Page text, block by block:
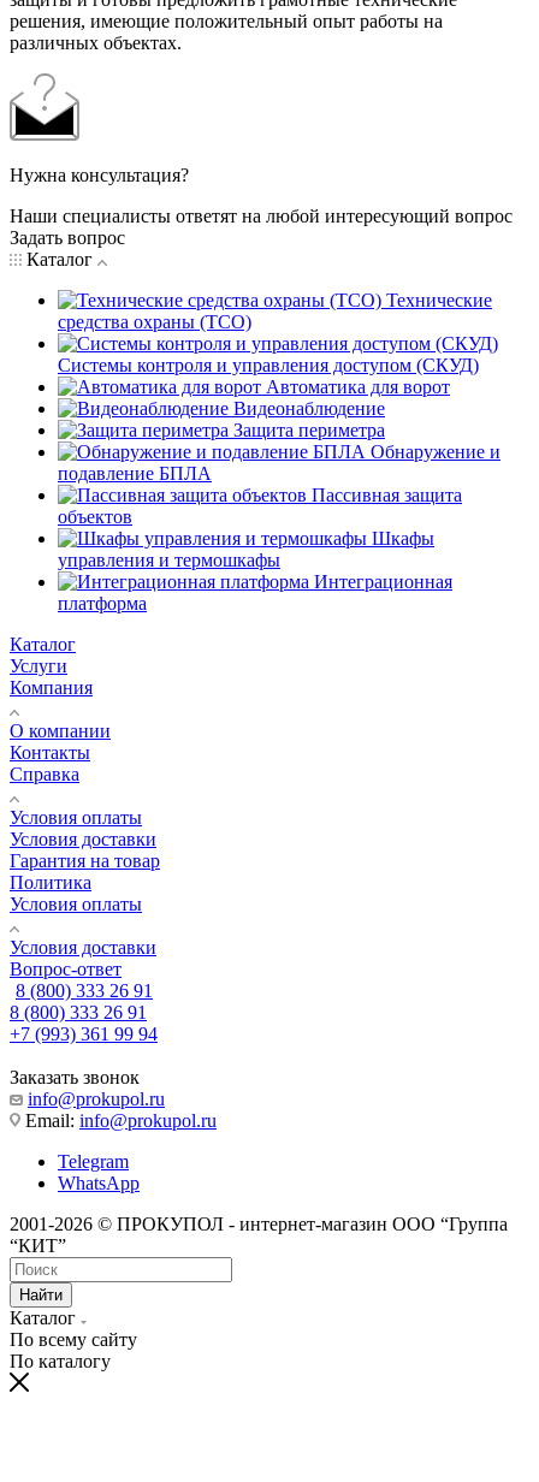
решения, имеющие положительный опыт работы на
различных объектах.
Нужна консультация?
Наши специалисты ответят на любой интересующий вопрос
Задать вопрос
Каталог
Технические
средства охраны (ТСО)
Системы контроля и управления доступом (СКУД)
Автоматика для ворот
Видеонаблюдение
Защита периметра
Обнаружение и
подавление БПЛА
Пассивная защита
объектов
Шкафы
управления и термошкафы
Интеграционная
платформа
Каталог
Услуги
Компания
О компании
Контакты
Справка
Условия оплаты
Условия доставки
Гарантия на товар
Политика
Условия оплаты
Условия доставки
Вопрос-ответ
8 (800) 333 26 91
8 (800) 333 26 91
+7 (993) 361 99 94
Заказать звонок
info@prokupol.ru
Email: info@prokupol.ru
Telegram
WhatsApp
2001-2026 © ПРОКУПОЛ - интернет-магазин ООО “Группа
“КИТ”
Найти
Каталог
По всему сайту
По каталогу